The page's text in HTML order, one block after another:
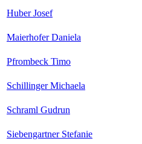
Huber Josef
Maierhofer Daniela
Pfrombeck Timo
Schillinger Michaela
Schraml Gudrun
Siebengartner Stefanie